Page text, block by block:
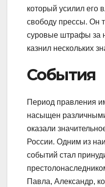
который усилил его
свободу прессы. Он
суровые штрафы за
казнил нескольких
События
Период правления
насыщен
оказали
России. Одним из
событий стал
Павла, Александр,